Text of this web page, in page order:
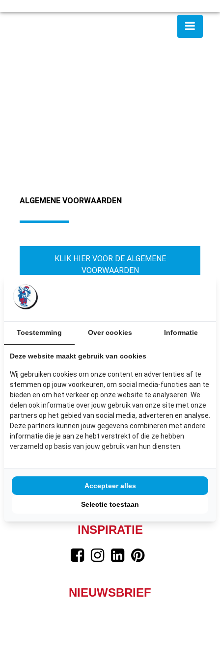
ALGEMENE VOORWAARDEN
KLIK HIER VOOR DE ALGEMENE
VOORWAARDEN
SITEMAP
Producten
Maatwerk
Circulair expert
Over ons
Onze hub
ONS TEAM
Werken bij
Nieuws
FAQ
Algemene voorwaarden
INSPIRATIE
NIEUWSBRIEF
Toestemming Over cookies Informatie
Deze website maakt gebruik van cookies
Wij gebruiken cookies om onze content en advertenties af te
stemmen op jouw voorkeuren, om social media-functies aan te
bieden en om het verkeer op onze website te analyseren. We
delen ook informatie over jouw gebruik van onze site met onze
partners op het gebied van social media, adverteren en analyse.
Deze partners kunnen jouw gegevens combineren met andere
informatie die je aan ze hebt verstrekt of die ze hebben
verzameld op basis van jouw gebruik van hun diensten.
Selectie toestaan
Accepteer alles